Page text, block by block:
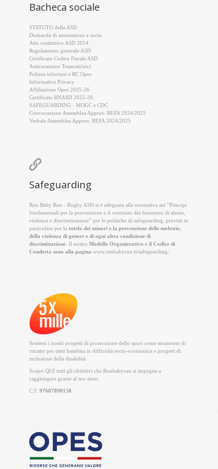
Bacheca sociale
STATUTO della ASD
Domanda di ammissione a socio
Atto costitutivo ASD 2014
Regolamento generale ASD
Certificato Codice Fiscale ASD
Assicurazione Tesserati/soci
Polizza infortuni e RC Opes
Informativa Privacy
Affiliazione Opes 2025-26
Certificato RNASD 2025-26
SAFEGUARDING - MOGC e CDC
Convocazione Assemblea Approv. REFA 2024/2025
Verbale Assemblea Approv. REFA 2024/2025

Safeguarding
Run Baby Run - Rugby ASD si è adeguata alla normativa sui “Principi
fondamentali per la prevenzione e il contrasto dei fenomeni di abuso,
violenza e discriminazione” per le politiche di safeguarding, previsti in
particolare per la tutela dei minori e la prevenzione delle molestie,
della violenza di genere e di ogni altra condizione di
discriminazione . Il nostro Modello Organizzativo e il Codice di
Condotta sono alla pagina www.runbabyrun.it/safeguarding.
Sostieni i nostri progetti di promozione dello sport come strumento di
riscatto per tanti bambini in difficoltà socio-economica e progetti di
inclusione della disabilità.
Scopri QUI tutti gli obiettivi che Runbabyrun si impegna a
raggiungere grazie al tuo aiuto.
C.F. 97687890158